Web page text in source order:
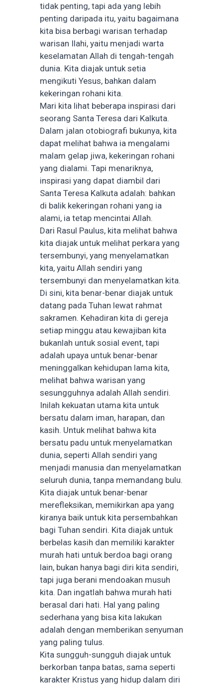
tidak penting, tapi ada yang lebih
penting daripada itu, yaitu bagaimana
kita bisa berbagi warisan terhadap
warisan Ilahi, yaitu menjadi warta
keselamatan Allah di tengah-tengah
dunia. Kita diajak untuk setia
mengikuti Yesus, bahkan dalam
kekeringan rohani kita.
Mari kita lihat beberapa inspirasi dari
seorang Santa Teresa dari Kalkuta.
Dalam jalan otobiografi bukunya, kita
dapat melihat bahwa ia mengalami
malam gelap jiwa, kekeringan rohani
yang dialami. Tapi menariknya,
inspirasi yang dapat diambil dari
Santa Teresa Kalkuta adalah: bahkan
di balik kekeringan rohani yang ia
alami, ia tetap mencintai Allah.
Dari Rasul Paulus, kita melihat bahwa
kita diajak untuk melihat perkara yang
tersembunyi, yang menyelamatkan
kita, yaitu Allah sendiri yang
tersembunyi dan menyelamatkan kita.
Di sini, kita benar-benar diajak untuk
datang pada Tuhan lewat rahmat
sakramen. Kehadiran kita di gereja
setiap minggu atau kewajiban kita
bukanlah untuk sosial event, tapi
adalah upaya untuk benar-benar
meninggalkan kehidupan lama kita,
melihat bahwa warisan yang
sesungguhnya adalah Allah sendiri.
Inilah kekuatan utama kita untuk
bersatu dalam iman, harapan, dan
kasih. Untuk melihat bahwa kita
bersatu padu untuk menyelamatkan
dunia, seperti Allah sendiri yang
menjadi manusia dan menyelamatkan
seluruh dunia, tanpa memandang bulu.
Kita diajak untuk benar-benar
merefleksikan, memikirkan apa yang
kiranya baik untuk kita persembahkan
bagi Tuhan sendiri. Kita diajak untuk
berbelas kasih dan memiliki karakter
murah hati untuk berdoa bagi orang
lain, bukan hanya bagi diri kita sendiri,
tapi juga berani mendoakan musuh
kita. Dan ingatlah bahwa murah hati
berasal dari hati. Hal yang paling
sederhana yang bisa kita lakukan
adalah dengan memberikan senyuman
yang paling tulus.
Kita sungguh-sungguh diajak untuk
berkorban tanpa batas, sama seperti
karakter Kristus yang hidup dalam diri